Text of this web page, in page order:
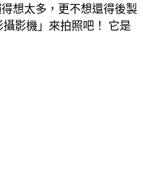
想太多，更不想還得後製
影機」來拍照吧！ 它是